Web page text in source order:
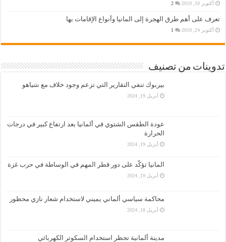
أكتوبر 10, 2019 2
تعرف على أهم طرق الهجرة إلى المانيا وأنواع الإقامات بها
أكتوبر 24, 2019 1
تدوينات من تصنيف
بيربوك تنفي التقارير التي تزعم وجود خلاف مع نتنياهو
أبريل 19, 2024
عودة الطقس الشتوي في ألمانيا بعد ارتفاع كبير في درجات
الحرارة
أبريل 19, 2024
المانيا تؤكّد على دور قطر المهم في الوساطة في حرب غزة
أبريل 19, 2024
محاكمة سياسي ألماني يميني لاستخدام شعار نازي محظور
أبريل 18, 2024
مدينة ألمانية تحظر استخدام السكوتر الكهربائي